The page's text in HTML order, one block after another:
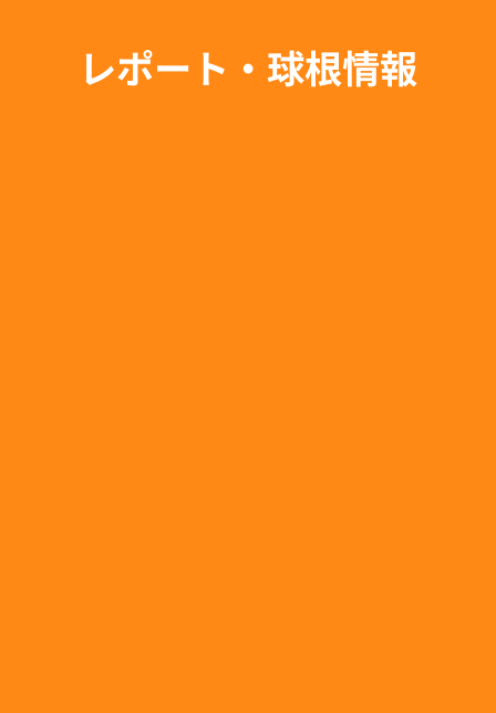
レポート・球根情報